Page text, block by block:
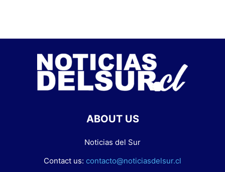
ABOUT US
Noticias del Sur
Contact us: contacto@noticiasdelsur.cl